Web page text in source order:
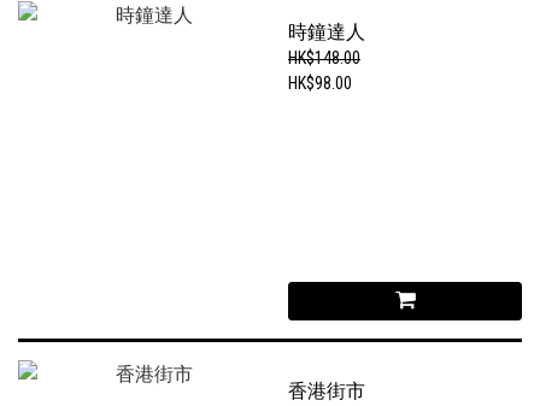
時鐘達人
HK$148.00
HK$98.00
香港街市